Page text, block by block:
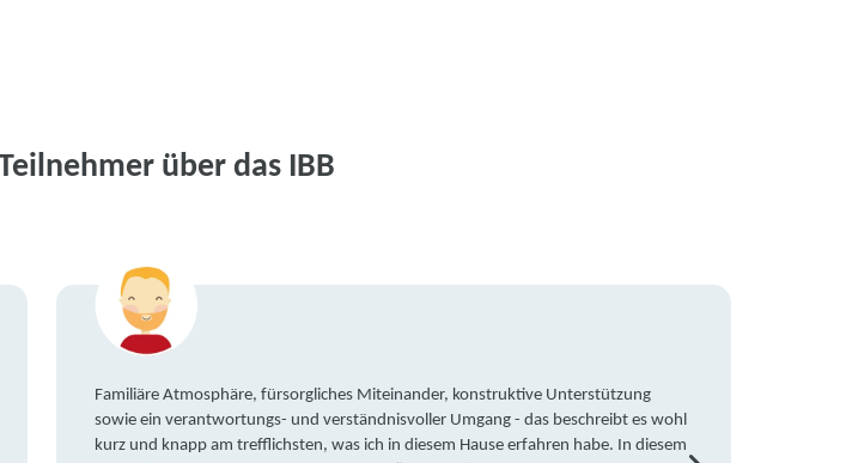
über das IBB
Familiäre Atmosphäre, fürsorgliches Miteinander, konstruktive Unterstützung
sowie ein verantwortungs- und verständnisvoller Umgang - das beschreibt es wohl
kurz und knapp am trefflichsten, was ich in diesem Hause erfahren habe. In diesem